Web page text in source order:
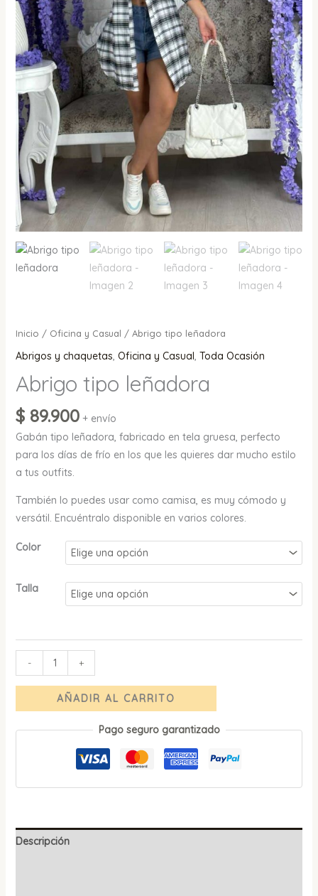
Inicio / Oficina y Casual / Abrigo tipo leñadora
Abrigos y chaquetas, Oficina y Casual, Toda Ocasión
Abrigo tipo leñadora
$89.900 + envío
Gabán tipo leñadora, fabricado en tela gruesa, perfecto
para los días de frío en los que les quieres dar mucho estilo
a tus outfits.
También lo puedes usar como camisa, es muy cómodo y
versátil. Encuéntralo disponible en varios colores.
Color
Talla
- +
AÑADIR AL CARRITO
Pago seguro garantizado
Descripción